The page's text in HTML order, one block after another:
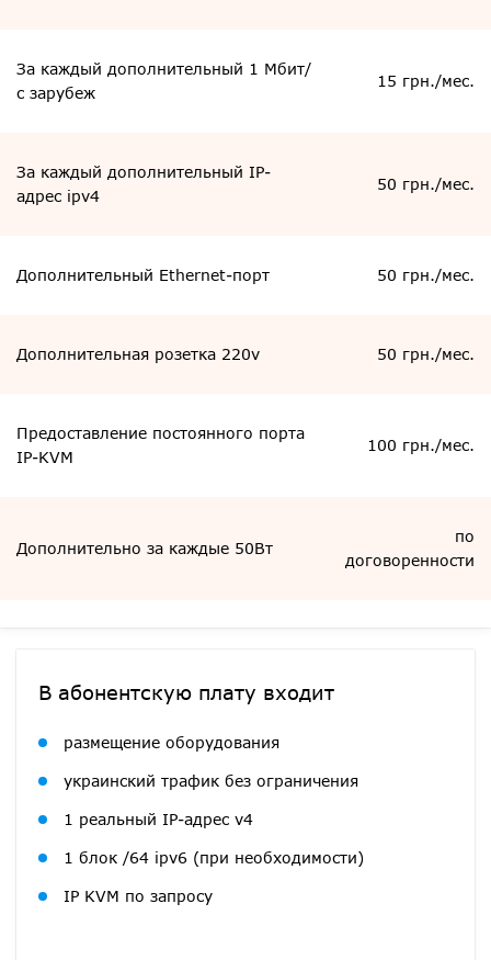
За каждый дополнительный 1 Мбит/
с зарубеж
15 грн./мес.
За каждый дополнительный IP-
адрес ipv4
50 грн./мес.
Дополнительный Ethernet-порт 50 грн./мес.
Дополнительная розетка 220v 50 грн./мес.
Предоставление постоянного порта
IP-KVM
100 грн./мес.
Дополнительно за каждые 50Вт
по
договоренности
В абонентскую плату входит
размещение оборудования
украинский трафик без ограничения
1 реальный IP-адрес v4
1 блок /64 ipv6 (при необходимости)
IP KVM по запросу